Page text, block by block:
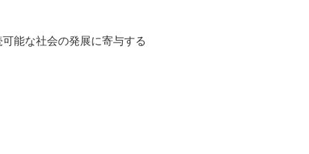
能な社会の発展に寄与する